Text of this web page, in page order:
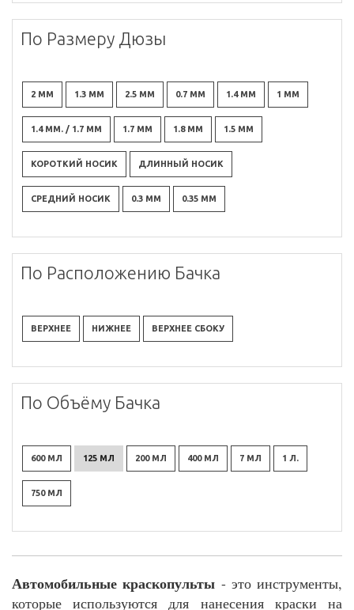
По Размеру Дюзы
2 ММ 1.3 ММ 2.5 ММ 0.7 ММ 1.4 ММ 1 ММ
1.4 ММ. / 1.7 ММ 1.7 ММ 1.8 ММ 1.5 ММ
КОРОТКИЙ НОСИК ДЛИННЫЙ НОСИК
СРЕДНИЙ НОСИК 0.3 ММ 0.35 ММ
По Расположению Бачка
ВЕРХНЕЕ НИЖНЕЕ ВЕРХНЕЕ СБОКУ
По Объёму Бачка
600 МЛ 125 МЛ 200 МЛ 400 МЛ 7 МЛ 1 Л.
750 МЛ
Автомобильные краскопульты - это инструменты,
которые используются для нанесения краски на